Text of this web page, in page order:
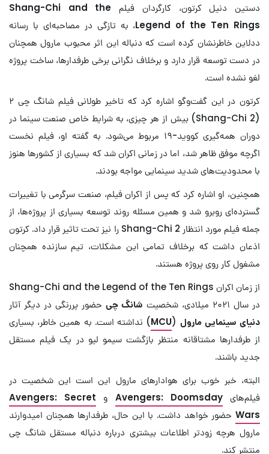
دستین دنیل کرتون، کارگردان فیلم Shang-Chi and the
Legend of the Ten Rings، به تازگی در مصاحبه‌ای با رسانه
ددلاین خاطرنشان کرده است که دنباله این اثر محبوب مارول همچنان
در دست توسعه قرار دارد و برخلاف نگرانی برخی طرفدارها، ساخت پروژه
لغو نشده است.
کرتون در این گفت‌وگو اشاره کرد که تاخیر طولانی فیلم شانگ چی ۲
(Shang-Chi 2) بیش از هر چیزی، به شرایط خاص صنعت سینما در
دوران همه‌گیری کووید-۱۹ مربوط می‌شود. به گفته او، فیلم نخست
اگرچه موفق ظاهر شد، اما در زمانی اکران شد که بسیاری از کشورها هنوز
با محدودیت‌های شدید سینمایی مواجه بودند.
همچنین، او اشاره کرد که پس از اکران فیلم، صنعت سرگرمی با تغییرات
گسترده‌ای روبرو شد و همین مسئله روند توسعه بسیاری از پروژه‌ها، از
جمله فیلم مورد انتظار Shang-Chi 2 را نیز تحت تاثیر قرار داد. کرتون
اذعان داشت که برخلاف تمامی این مشکلات، تیم سازنده همچنان
مشغول کار روی پروژه هستند.
از زمان اکران Shang-Chi and the Legend of the Ten Rings
در سال ۲۰۲۱ میلادی، شخصیت
شانگ چی حضور پررنگی در دیگر آثار
دنیای سینمایی مارول (
MCU) نداشته است. به همین خاطر، بسیاری
از طرفدارها مشتاقانه منتظر بازگشت سیمو لیو در یک فیلم مستقل
جدید باشند.
البته، خبر خوب برای هوادارهای مارول این است این شخصیت در
فیلم‌هایAvengers: Doomsday و Avengers: Secret
Wars حضور خواهد داشت. با این حال، طرفدارها همچنان امیدوارند
مارول هرچه زودتر اطلاعات بیشتری درباره دنباله مستقل شانگ چی
منتشر کند.